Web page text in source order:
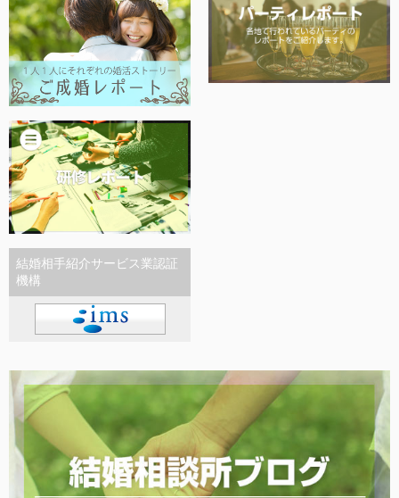
相談室からのよくある質問
結婚相手紹介サービス業認証
機構